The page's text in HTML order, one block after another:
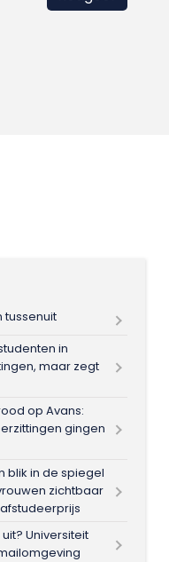
tussenuit
in
maar zegt
op Avans:
gingen
blik in de spiegel
zichtbaar
Universiteit